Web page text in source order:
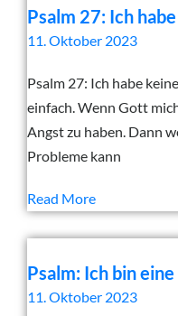
Psalm 27: Ich
11. Oktober 2023
Psalm 27: Ich habe
einfach. Wenn Gott
Angst zu haben. Dann
Probleme kann
Read More
Psalm: Ich bin
11. Oktober 2023